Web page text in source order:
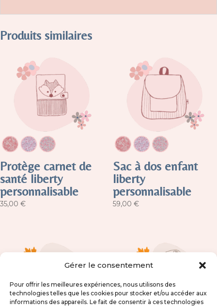
Gérer le consentement
Pour offrir les meilleures expériences, nous utilisons des
technologies telles que les cookies pour stocker et/ou accéder aux
informations des appareils. Le fait de consentir à ces technologies
Produits similaires
Protège carnet de
santé liberty
personnalisable
35,00 €
Sac à dos enfant
liberty
personnalisable
59,00 €